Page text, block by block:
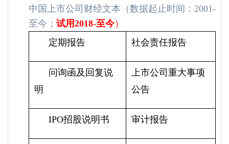
中国上市公司财经文本（数据起止时间：2001-
至今； 试用2018-至今）
定期报告
社会责任报告
问询函及回复说
明
上市公司重大事项
公告
IPO招股说明书 审计报告